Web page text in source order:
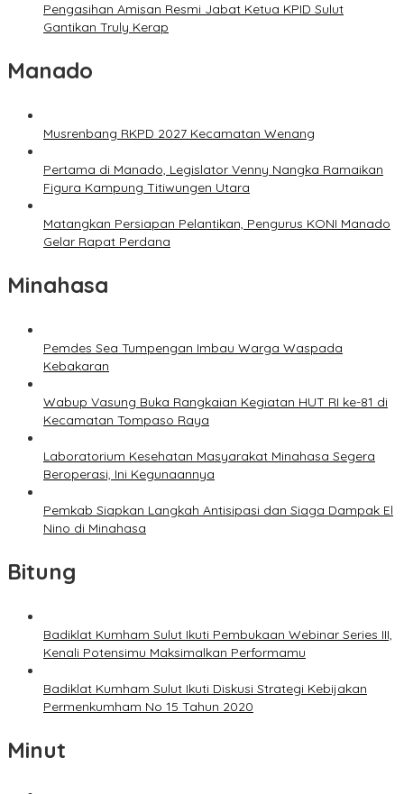
Pengasihan Amisan Resmi Jabat Ketua KPID Sulut
Gantikan Truly Kerap
Manado
Musrenbang RKPD 2027 Kecamatan Wenang
Pertama di Manado, Legislator Venny Nangka Ramaikan
Figura Kampung Titiwungen Utara
Matangkan Persiapan Pelantikan, Pengurus KONI Manado
Gelar Rapat Perdana
Minahasa
Pemdes Sea Tumpengan Imbau Warga Waspada
Kebakaran
Wabup Vasung Buka Rangkaian Kegiatan HUT RI ke-81 di
Kecamatan Tompaso Raya
Laboratorium Kesehatan Masyarakat Minahasa Segera
Beroperasi, Ini Kegunaannya
Pemkab Siapkan Langkah Antisipasi dan Siaga Dampak El
Nino di Minahasa
Bitung
Badiklat Kumham Sulut Ikuti Pembukaan Webinar Series III,
Kenali Potensimu Maksimalkan Performamu
Badiklat Kumham Sulut Ikuti Diskusi Strategi Kebijakan
Permenkumham No 15 Tahun 2020
Minut